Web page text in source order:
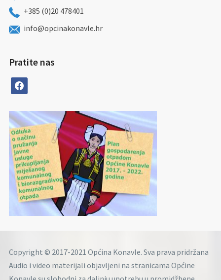
+385 (0)20 478401
info@opcinakonavle.hr
Pratite nas
facebook
Copyright © 2017-2021 Općina Konavle. Sva prava pridržana
Audio i video materijali objavljeni na stranicama Općine